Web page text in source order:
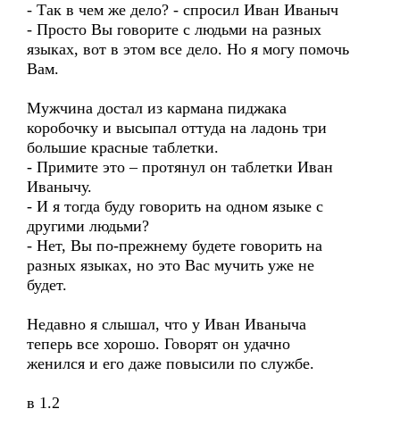
- Так в чем же дело? - спросил Иван Иваныч
- Просто Вы говорите с людьми на разных
языках, вот в этом все дело. Но я могу помочь
Вам.
Мужчина достал из кармана пиджака
коробочку и высыпал оттуда на ладонь три
большие красные таблетки.
- Примите это – протянул он таблетки Иван
Иванычу.
- И я тогда буду говорить на одном языке с
другими людьми?
- Нет, Вы по-прежнему будете говорить на
разных языках, но это Вас мучить уже не
будет.
Недавно я слышал, что у Иван Иваныча
теперь все хорошо. Говорят он удачно
женился и его даже повысили по службе.
в 1.2